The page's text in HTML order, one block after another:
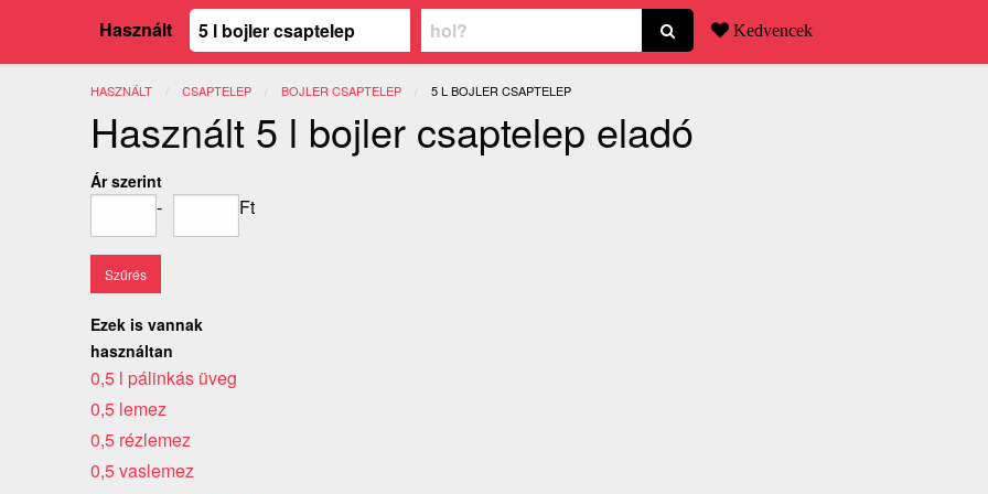
Használt Kedvencek
HASZNÁLT CSAPTELEP BOJLER CSAPTELEP JELENLEGI:
5 L BOJLER CSAPTELEP
Használt 5 l bojler csaptelep eladó
Ár szerint
- Ft
Ezek is vannak
használtan
0,5 l pálinkás üveg
0,5 lemez
0,5 rézlemez
0,5 vaslemez